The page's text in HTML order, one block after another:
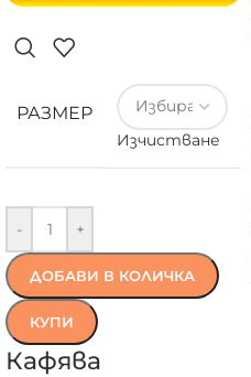
РАЗМЕР
Изчистване
- +
ДОБАВИ В КОЛИЧКА
КУПИ
Кафява